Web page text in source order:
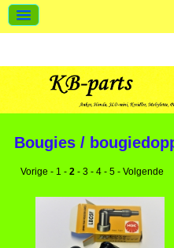
Bougies /
Vorige - 1 - 2 - 3 - 4 - 5 - Volgende